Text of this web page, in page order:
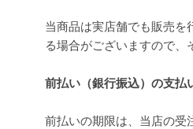
当商品は実店舗でも販売を
る場合がございますので、
前払い（銀行振込）の支払
前払いの期限は、当店の受